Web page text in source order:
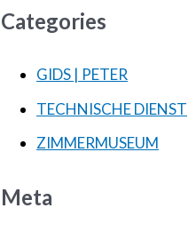
Categories
GIDS | PETER
TECHNISCHE DIENST
ZIMMERMUSEUM
Meta